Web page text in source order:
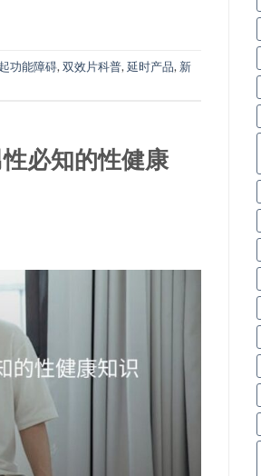
功能障碍, 双效片科普, 延时产品, 新
必知的性健康